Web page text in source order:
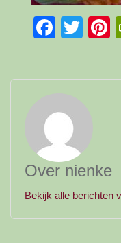
Over nienke
Bekijk alle berichten